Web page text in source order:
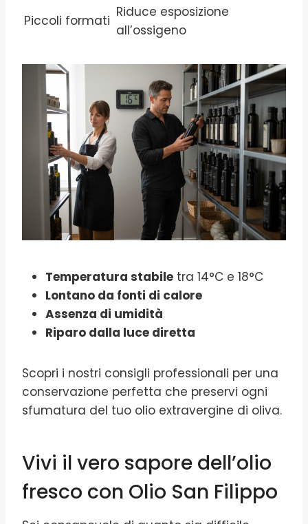
Piccoli formati
Riduce esposizione
all’ossigeno
Temperatura stabile tra 14°C e 18°C
Lontano da fonti di calore
Assenza di umidità
Riparo dalla luce diretta
Scopri i nostri consigli professionali per una
conservazione perfetta che preservi ogni
sfumatura del tuo olio extravergine di oliva.
Vivi il vero sapore dell’olio
fresco con Olio San Filippo